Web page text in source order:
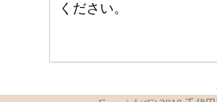
ください。